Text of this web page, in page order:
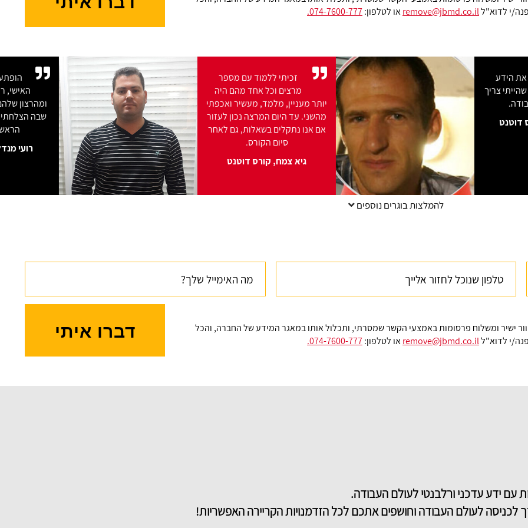
י לדוא"לremove@jbmd.co.ilאו לטלפון:074-7600-777.
הקורס נתן לי את הידע
המעשי והביטחון שהייתי צריך
בשביל שוק העבודה.
גלעד ברנר, קורס דוטנט
זכיתי ללמוד עם מספר
מרצים וכל אחד מהם היה
יותר מעניין, מלמד, מעשיר ואכפתי
מהשני. עד היום המרצה נכון לעזור
אם אנו נתקלים בשאלות, גם לאחר
סיום הקורס.
גיא צמח, קורס דוטנט
קולה קמורניק, קורס דוטנט
להמלצות בוגרים נוספים
ישיר ומשלוח פרסומות באמצעי הקשר שמסרתי, ותכלול אותו במאגר המידע של החברה, והכל
י לדוא"לremove@jbmd.co.ilאו לטלפון:074-7600-777. דברו איתי
עם ידע עדכני ורלבנטי לעולם העבודה.
לעולם העבודה וחושפים אתכם לכל הזדמנויות הקריירה האפשריות!